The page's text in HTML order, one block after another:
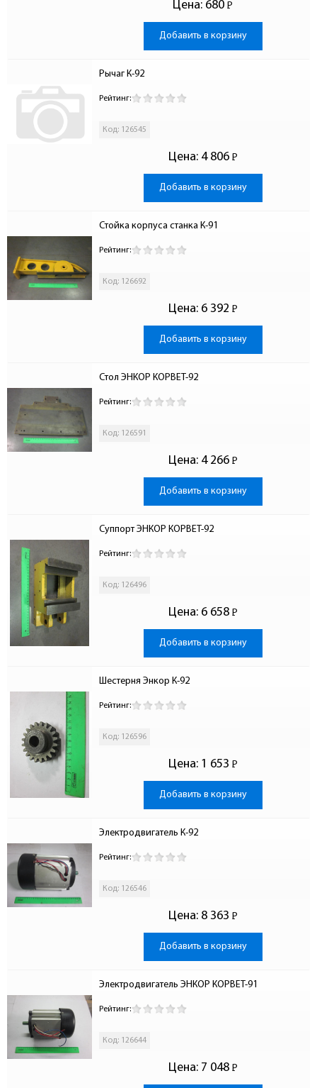
Цена: 680 Р
-
Добавить в корзину
Рычаг К-92
Рейтинг:
Код: 126545
Цена: 4 806 Р
-
Добавить в корзину
Стойка корпуса станка К-91
Рейтинг:
Код: 126692
Цена: 6 392 Р
-
Добавить в корзину
Стол ЭНКОР КОРВЕТ-92
Рейтинг:
Код: 126591
Цена: 4 266 Р
-
Добавить в корзину
Суппорт ЭНКОР КОРВЕТ-92
Рейтинг:
Код: 126496
Цена: 6 658 Р
-
Добавить в корзину
Шестерня Энкор К-92
Рейтинг:
Код: 126596
Цена: 1 653 Р
-
Добавить в корзину
Электродвигатель К-92
Рейтинг:
Код: 126546
Цена: 8 363 Р
-
Добавить в корзину
Электродвигатель ЭНКОР КОРВЕТ-91
Рейтинг:
Код: 126644
Цена: 7 048 Р
-